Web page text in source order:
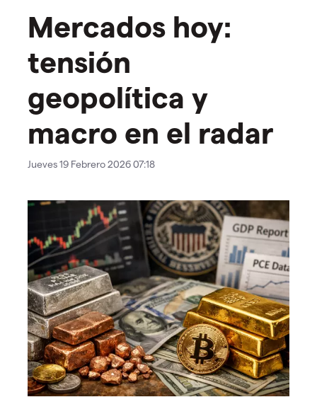
Mercados hoy:
tensión
geopolítica y
macro en el radar
Jueves 19 Febrero 2026 07:18